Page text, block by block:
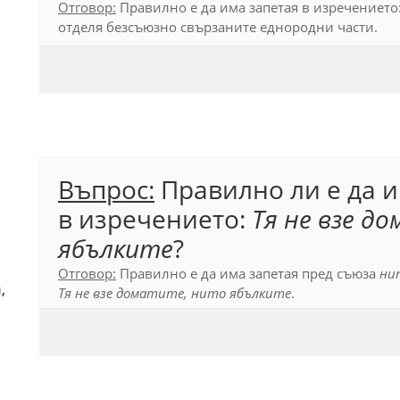
Отговор: Правилно е да има запетая в изречението:
отделя безсъюзно свързаните еднородни части.
Въпрос: Правилно ли е да
в изречението: Тя не взе
ябълките?
Отговор: Правилно е да има запетая пред съюза
Тя не взе доматите, нито ябълките.